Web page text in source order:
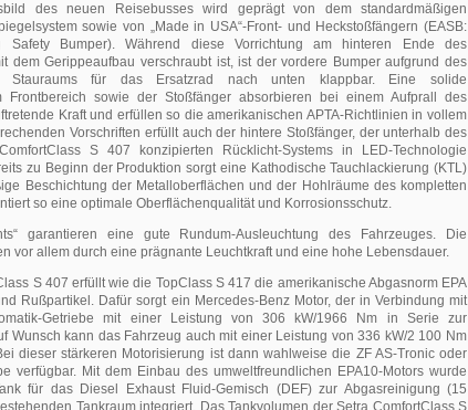
des neuen Reisebusses wird geprägt von dem standardmäßigen
sowie von „Made in USA“-Front- und Heckstoßfängern (EASB:
Safety Bumper). Während diese Vorrichtung am hinteren Ende des
dem Gerippeaufbau verschraubt ist, ist der vordere Bumper aufgrund des
Stauraums für das Ersatzrad nach unten klappbar. Eine solide
Frontbereich sowie der Stoßfänger absorbieren bei einem Aufprall des
Kraft und erfüllen so die amerikanischen APTA-Richtlinien in vollem
Vorschriften erfüllt auch der hintere Stoßfänger, der unterhalb des
S 407 konzipierten Rücklicht-Systems in LED-Technologie
zu Beginn der Produktion sorgt eine Kathodische Tauchlackierung (KTL)
Beschichtung der Metalloberflächen und der Hohlräume des kompletten
so eine optimale Oberflächenqualität und Korrosionsschutz.
garantieren eine gute Rundum-Ausleuchtung des Fahrzeuges. Die
vor allem durch eine prägnante Leuchtkraft und eine hohe Lebensdauer.
S 407 erfüllt wie die TopClass S 417 die amerikanische Abgasnorm EPA
Rußpartikel. Dafür sorgt ein Mercedes-Benz Motor, der in Verbindung mit
Getriebe mit einer Leistung von 306 kW/1966 Nm in Serie zur
Wunsch kann das Fahrzeug auch mit einer Leistung von 336 kW/2 100 Nm
dieser stärkeren Motorisierung ist dann wahlweise die ZF AS-Tronic oder
verfügbar. Mit dem Einbau des umweltfreundlichen EPA10-Motors wurde
für das Diesel Exhaust Fluid-Gemisch (DEF) zur Abgasreinigung (15
Tankraum integriert. Das Tankvolumen der Setra ComfortClass S